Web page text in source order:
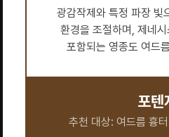
광감작제와 특정 파장 빛
환경을 조절하며, 제네
포함되는 영종도 여드
포텐
추천 대상: 여드름 흉